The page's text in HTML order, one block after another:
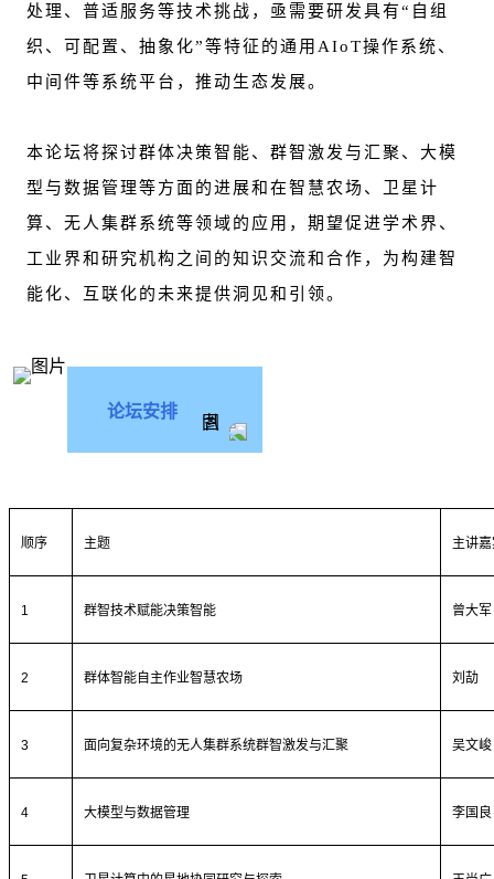
处理、普适服务等技术挑战，亟需要研发具有“自组
织、可配置、抽象化”等特征的通用AIoT操作系统、
中间件等系统平台，推动生态发展。
本论坛将探讨群体决策智能、群智激发与汇聚、大模
型与数据管理等方面的进展和在智慧农场、卫星计
算、无人集群系统等领域的应用，期望促进学术界、
工业界和研究机构之间的知识交流和合作，为构建智
能化、互联化的未来提供洞见和引领。
论坛安排
顺序 主题 主讲
1 群智技术赋能决策智能 曾大军
2 群体智能自主作业智慧农场 刘劼
3 面向复杂环境的无人集群系统群智激发与汇聚 吴文峻
4 大模型与数据管理 李国良